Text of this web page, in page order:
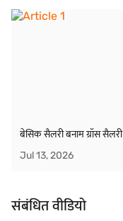
बेसिक सैलरी बनाम ग्रॉस सैलरी
Jul 13, 2026
संबंधित वीडियो